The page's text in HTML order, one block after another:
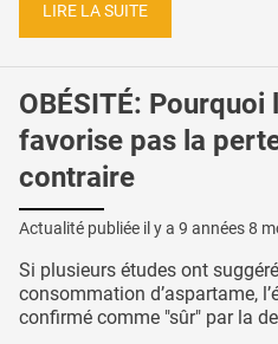
LIRE LA SUITE
OBÉSITÉ:
favorise pas la
contraire
Actualité publiée il y a 9 années 8
Si plusieurs études ont
consommation d’aspartame,
confirmé comme "sûr" par la